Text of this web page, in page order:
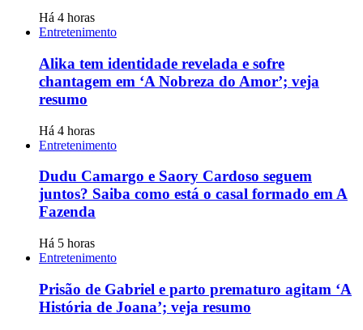
Há 4 horas
Entretenimento
Alika tem identidade revelada e sofre
chantagem em ‘A Nobreza do Amor’; veja
resumo
Há 4 horas
Entretenimento
Dudu Camargo e Saory Cardoso seguem
juntos? Saiba como está o casal formado em A
Fazenda
Há 5 horas
Entretenimento
Prisão de Gabriel e parto prematuro agitam ‘A
História de Joana’; veja resumo